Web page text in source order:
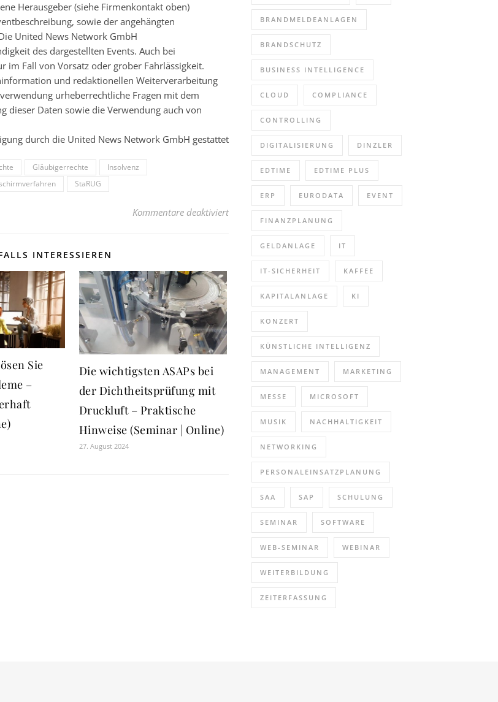
Herausgeber (siehe Firmenkontakt oben)
sowie der angehängten
United News Network GmbH
des dargestellten Events. Auch bei
im Fall von Vorsatz oder grober Fahrlässigkeit.
und redaktionellen Weiterverarbeitung
urheberrechtliche Fragen mit dem
dieser Daten sowie die Verwendung auch von
durch die United News Network GmbH gestattet
Gläubigerrechte
Insolvenz
StaRUG
Kommentare deaktiviertfür Insolvenzverfahren aus Gläubigersicht (Seminar | Düsseldorf)
INTERESSIEREN
Sie
–
Die wichtigsten ASAPs bei
der Dichtheitsprüfung mit
Druckluft – Praktische
Hinweise (Seminar | Online)
27. August 2024
BRANDMELDEANLAGEN
BRANDSCHUTZ
BUSINESS INTELLIGENCE
CLOUD COMPLIANCE
CONTROLLING
DIGITALISIERUNG DINZLER
EDTIME EDTIME PLUS
ERP EURODATA EVENT
FINANZPLANUNG
GELDANLAGE IT
IT-SICHERHEIT KAFFEE
KAPITALANLAGE KI
KONZERT
KÜNSTLICHE INTELLIGENZ
MANAGEMENT MARKETING
MESSE MICROSOFT
MUSIK NACHHALTIGKEIT
NETWORKING
PERSONALEINSATZPLANUNG
SAA SAP SCHULUNG
SEMINAR SOFTWARE
WEB-SEMINAR WEBINAR
WEITERBILDUNG
ZEITERFASSUNG